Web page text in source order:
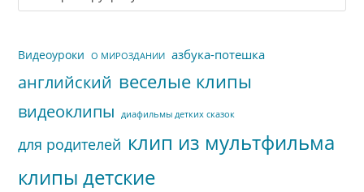
сайта
Видеоуроки О МИРОЗДАНИИ азбука-потешка
английский веселые клипы
видеоклипы диафильмы детких сказок
для родителей клип из мультфильма
клипы детские